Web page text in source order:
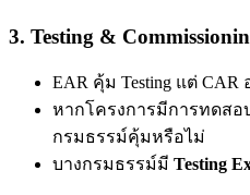
3. Testing &
EAR คุ้ม Testing แต่ CAR
หากโครงการมีการทดสอ
กรมธรรม์คุ้มหรือไม่
บางกรมธรรม์มี Testing